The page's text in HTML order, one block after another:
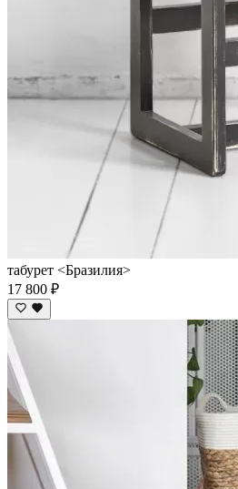
табурет <Бразилия>
17 800 ₽